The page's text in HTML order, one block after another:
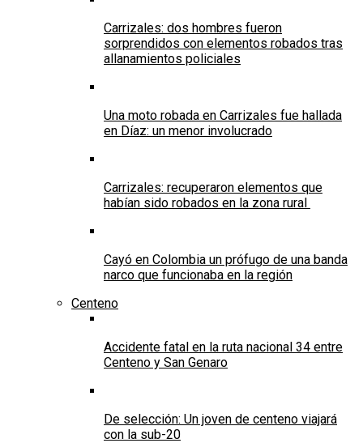
Carrizales: dos hombres fueron
sorprendidos con elementos robados tras
allanamientos policiales
Una moto robada en Carrizales fue hallada
en Díaz: un menor involucrado
Carrizales: recuperaron elementos que
habían sido robados en la zona rural
Cayó en Colombia un prófugo de una banda
narco que funcionaba en la región
Centeno
Accidente fatal en la ruta nacional 34 entre
Centeno y San Genaro
De selección: Un joven de centeno viajará
con la sub-20